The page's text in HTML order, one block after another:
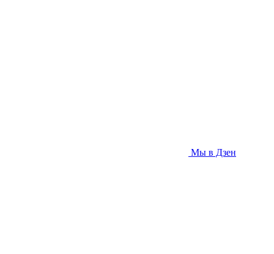
Мы в Дзен